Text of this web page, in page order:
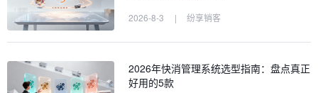
2026-8-3 | 纷享销客
2026年快消管理系统选型指南：盘点真正
好用的5款